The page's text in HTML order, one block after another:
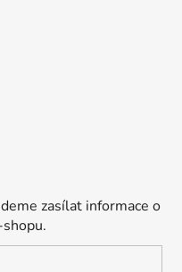
zasílat informace o